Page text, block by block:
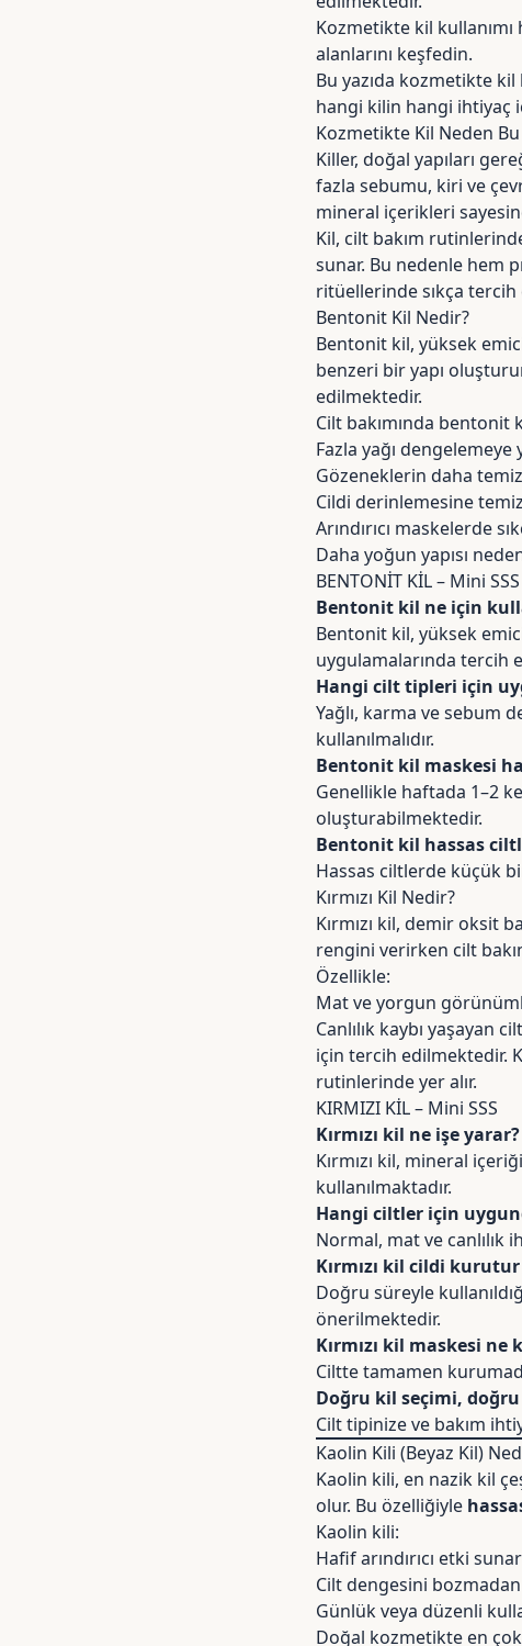
Kozmetikte kil kullanımı
alanlarını keşfedin.
Bu yazıda kozmetikte kil
hangi kilin hangi ihtiyaç
Kozmetikte Kil Neden
Killer, doğal yapıları
fazla sebumu, kiri ve
mineral içerikleri
Kil, cilt bakım
sunar. Bu nedenle hem
ritüellerinde sıkça
Bentonit Kil Nedir?
Bentonit kil, yüksek
benzeri bir yapı
edilmektedir.
Cilt bakımında bentonit
Fazla yağı dengelemeye
Gözeneklerin daha
Cildi derinlemesine
Arındırıcı maskelerde
Daha yoğun yapısı
BENTONİT KİL – Mini SSS
Bentonit kil ne için
Bentonit kil, yüksek
uygulamalarında tercih
Hangi cilt tipleri için
Yağlı, karma ve sebum
kullanılmalıdır.
Bentonit kil maskesi
Genellikle haftada 1–2
oluşturabilmektedir.
Bentonit kil hassas
Hassas ciltlerde küçük
Kırmızı Kil Nedir?
Kırmızı kil, demir oksit
rengini verirken cilt
Özellikle:
Mat ve yorgun
Canlılık kaybı yaşayan
için tercih edilmektedir.
rutinlerinde yer alır.
KIRMIZI KİL – Mini SSS
Kırmızı kil ne işe yarar?
Kırmızı kil, mineral
kullanılmaktadır.
Hangi ciltler için
Normal, mat ve canlılık
Kırmızı kil cildi
Doğru süreyle
önerilmektedir.
Kırmızı kil maskesi
Ciltte tamamen
Doğru kil seçimi,
Cilt tipinize ve bakım
Kaolin Kili (Beyaz Kil)
Kaolin kili, en nazik kil
olur. Bu özelliğiyle
Kaolin kili:
Hafif arındırıcı etki sunar
Cilt dengesini
Günlük veya düzenli
Doğal kozmetikte en